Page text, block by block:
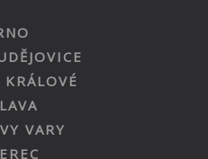
KRÁLOVÉ
VARY